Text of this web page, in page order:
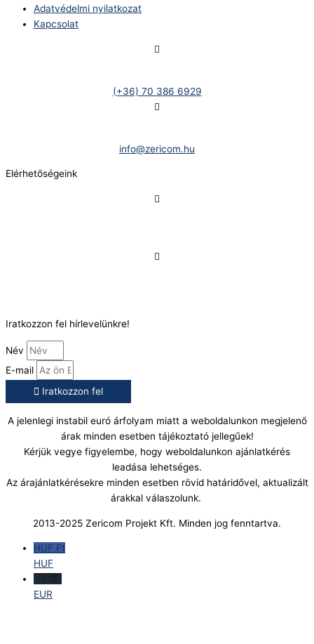
Adatvédelmi nyilatkozat
Kapcsolat
(+36) 70 386 6929
info@zericom.hu
Elérhetőségeink
Iratkozzon fel hírlevelünkre!
Név
E-mail
Iratkozzon fel
A jelenlegi instabil euró árfolyam miatt a weboldalunkon megjelenő
árak minden esetben tájékoztató jellegűek!
Kérjük vegye figyelembe, hogy weboldalunkon ajánlatkérés
leadása lehetséges.
Az árajánlatkérésekre minden esetben rövid határidővel, aktualizált
árakkal válaszolunk.
2013-2025 Zericom Projekt Kft. Minden jog fenntartva.
HUF Ft
HUF
EUR €
EUR